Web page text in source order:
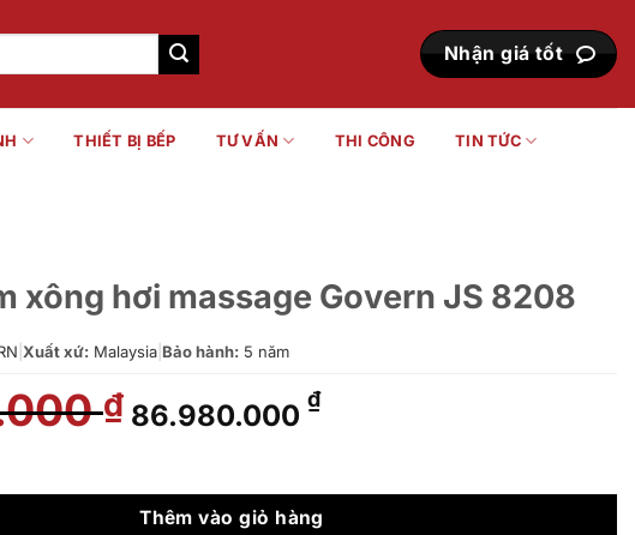
Nhận giá tốt
THIẾT BỊ BẾP TƯ VẤN THI CÔNG TIN TỨC
xông hơi massage Govern JS 8208
Xuất xứ: Malaysia Bảo hành: 5 năm
₫ Giá
gốc
98.870.000 ₫.
86.980.000 ₫Giá
là:
86.980.000 ₫.
massage Govern JS 8208 số lượng
Thêm vào giỏ hàng